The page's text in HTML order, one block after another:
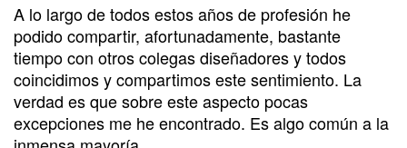
A lo largo de todos estos años de profesión he
podido compartir, afortunadamente, bastante
tiempo con otros colegas diseñadores y todos
coincidimos y compartimos este sentimiento. La
verdad es que sobre este aspecto pocas
excepciones me he encontrado. Es algo común a la